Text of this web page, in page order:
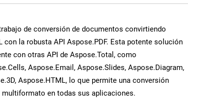
de conversión de documentos convirtiendo
con la robusta API Aspose.PDF. Esta potente solución
con otras API de Aspose.Total, como
Aspose.Email, Aspose.Slides, Aspose.Diagram,
Aspose.HTML, lo que permite una conversión
en todas sus aplicaciones.